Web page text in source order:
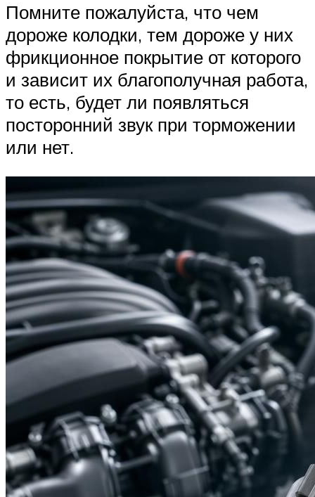
Помните пожалуйста, что чем
дороже колодки, тем дороже у них
фрикционное покрытие от которого
и зависит их благополучная работа,
то есть, будет ли появляться
посторонний звук при торможении
или нет.